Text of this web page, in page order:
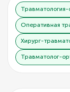
Травматология-
Оперативная
Хирург-
Травматолог-